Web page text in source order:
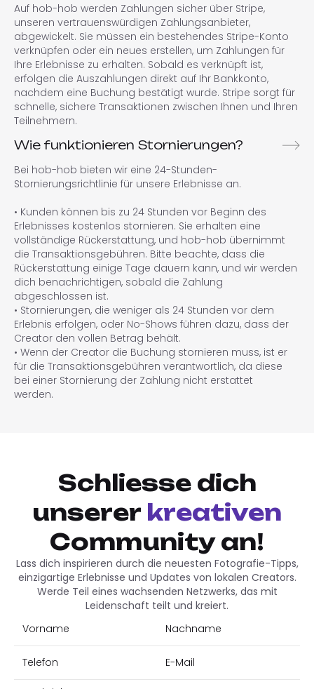
Auf hob-hob werden Zahlungen sicher über Stripe,
unseren vertrauenswürdigen Zahlungsanbieter,
abgewickelt. Sie müssen ein bestehendes Stripe-Konto
verknüpfen oder ein neues erstellen, um Zahlungen für
Ihre Erlebnisse zu erhalten. Sobald es verknüpft ist,
erfolgen die Auszahlungen direkt auf Ihr Bankkonto,
nachdem eine Buchung bestätigt wurde. Stripe sorgt für
schnelle, sichere Transaktionen zwischen Ihnen und Ihren
Teilnehmern.
Wie funktionieren Stornierungen?
Bei hob-hob bieten wir eine 24-Stunden-
Stornierungsrichtlinie für unsere Erlebnisse an.
• Kunden können bis zu 24 Stunden vor Beginn des
Erlebnisses kostenlos stornieren. Sie erhalten eine
vollständige Rückerstattung, und hob-hob übernimmt
die Transaktionsgebühren. Bitte beachte, dass die
Rückerstattung einige Tage dauern kann, und wir werden
dich benachrichtigen, sobald die Zahlung
abgeschlossen ist.
• Stornierungen, die weniger als 24 Stunden vor dem
Erlebnis erfolgen, oder No-Shows führen dazu, dass der
Creator den vollen Betrag behält.
• Wenn der Creator die Buchung stornieren muss, ist er
für die Transaktionsgebühren verantwortlich, da diese
bei einer Stornierung der Zahlung nicht erstattet
werden.
Schliesse dich
unserer kreativen
Community an!
Lass dich inspirieren durch die neuesten Fotografie-Tipps,
einzigartige Erlebnisse und Updates von lokalen Creators.
Werde Teil eines wachsenden Netzwerks, das mit
Leidenschaft teilt und kreiert.